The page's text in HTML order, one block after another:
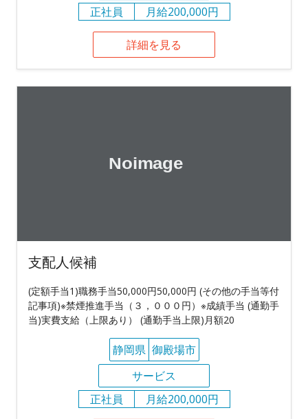
正社員
月給200,000円
詳細を見る
支配人候補
(定額手当1)職務手当50,000円50,000円 (その他の手当等付
記事項)※禁煙推進手当（３，０００円）※成績手当 (通勤手
当)実費支給（上限あり） (通勤手当上限)月額20
静岡県 御殿場市
サービス
正社員
月給200,000円